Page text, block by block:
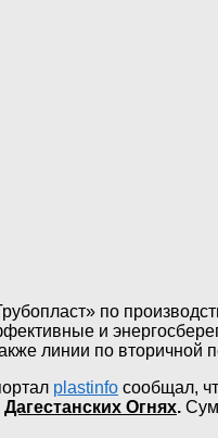
по
и
линии по вторичной
plastinfo сообщал,
Дагестанских Огнях.